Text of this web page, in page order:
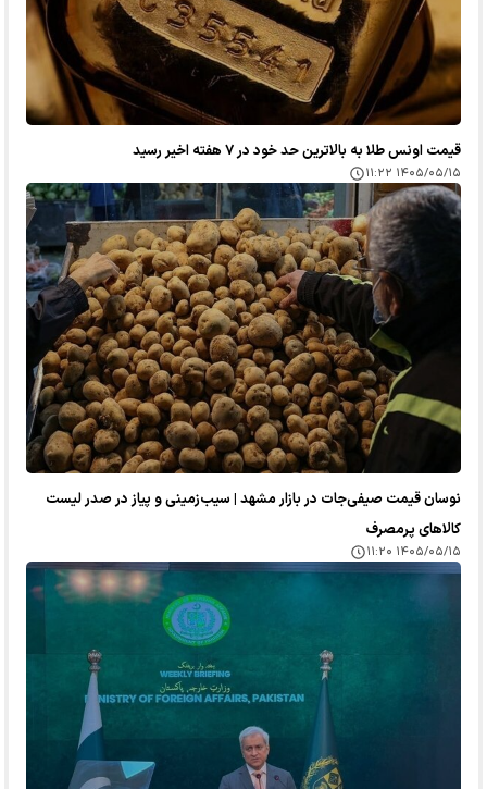
قیمت اونس طلا به بالاترین حد خود در ۷ هفته اخیر رسید
۱۴۰۵/۰۵/۱۵ ۱۱:۲۲
نوسان قیمت صیفی‌جات در بازار مشهد | سیب‌زمینی و پیاز در صدر لیست
کالا‌های پرمصرف
۱۴۰۵/۰۵/۱۵ ۱۱:۲۰